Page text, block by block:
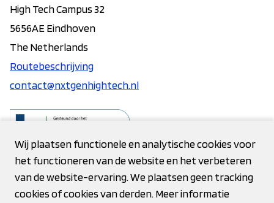
High Tech Campus 32
5656AE Eindhoven
The Netherlands
Routebeschrijving
contact@nxtgenhightech.nl
Contact
Privacy verklaring
Wij plaatsen functionele en analytische cookies voor
het functioneren van de website en het verbeteren
van de website-ervaring. We plaatsen geen tracking
cookies of cookies van derden. Meer informatie